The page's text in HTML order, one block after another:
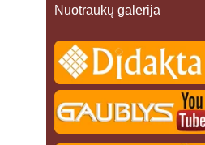
Nuotraukų galerija